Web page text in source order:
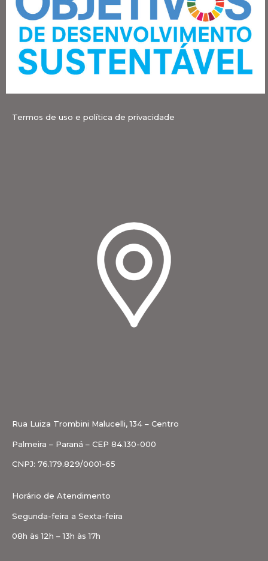
Termos de uso e política de privacidade
Rua Luiza Trombini Malucelli, 134 – Centro
Palmeira – Paraná – CEP 84.130-000
CNPJ: 76.179.829/0001-65
Horário de Atendimento
Segunda-feira a Sexta-feira
08h às 12h – 13h às 17h